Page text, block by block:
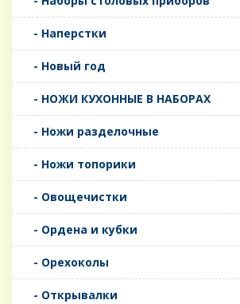
- Наперстки
- Новый год
- НОЖИ КУХОННЫЕ В НАБОРАХ
- Ножи разделочные
- Ножи топорики
- Овощечистки
- Ордена и кубки
- Орехоколы
- Открывалки